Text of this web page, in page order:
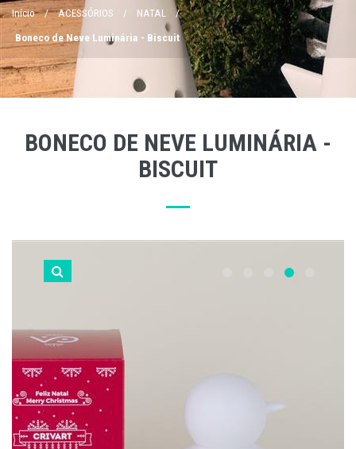
Início / ACESSÓRIOS / NATAL /
Boneco de Neve Luminária - Biscuit
BONECO DE NEVE LUMINÁRIA -
BISCUIT